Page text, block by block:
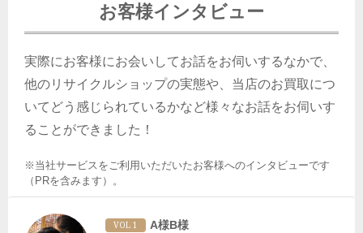
お客様インタビュー
実際にお客様にお会いしてお話をお伺いするなかで、
他のリサイクルショップの実態や、当店のお買取につ
いてどう感じられているかなど様々なお話をお伺いす
ることができました！
※当社サービスをご利用いただいたお客様へのインタビューです
（PRを含みます）。
VOL 1 A様B様